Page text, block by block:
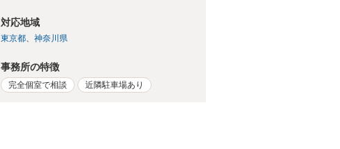
対応地域
東京都 神奈川県
事務所の特徴
完全個室で相談 近隣駐車場あり